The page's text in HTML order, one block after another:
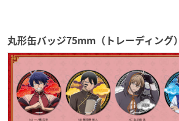
丸形缶バッジ75mm（トレーディング）